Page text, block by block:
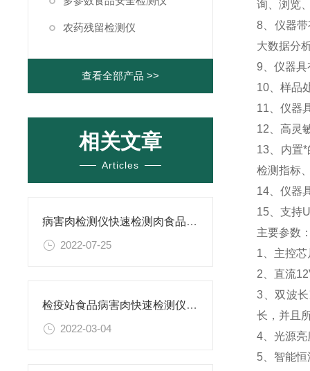
农药残留检测仪
查看全部产品 >>
相关文章
Articles
病害肉检测仪快速检测肉食品新鲜度“快速检测分析设备”
2022-07-25
检疫站食品病害肉快速检测仪@恒美出新品价格《2022业界新闻》
2022-03-04
询、浏览
8、仪器
大数据分
9、仪器
10、样品
11、仪器
12、高灵
13、内置
检测指标
14、仪器
15、支持
主要参数
1、主控
2、直流
3、双波
长，并且
4、光源
5、智能